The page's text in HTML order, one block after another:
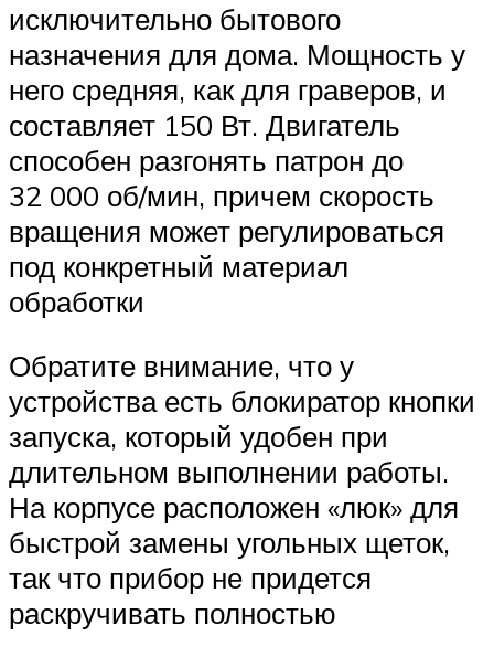
исключительно бытового
назначения для дома. Мощность у
него средняя, как для граверов, и
составляет 150 Вт. Двигатель
способен разгонять патрон до
32 000 об/мин, причем скорость
вращения может регулироваться
под конкретный материал
обработки
Обратите внимание, что у
устройства есть блокиратор кнопки
запуска, который удобен при
длительном выполнении работы.
На корпусе расположен «люк» для
быстрой замены угольных щеток,
так что прибор не придется
раскручивать полностью